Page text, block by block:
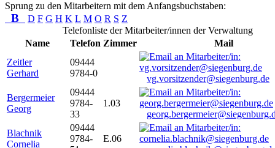
Sprung zu den Mitarbeitern mit dem Anfangsbuchstaben:
B D F G H K L M O R S Z
Telefonliste der Mitarbeiter/innen der Verwaltung
Name
Telefon Zimmer
Mail
Zeitler
Gerhard
09444
9784-0
vg.vorsitzender@siegenburg.de
Bergermeier
Georg
09444
9784-
33
1.03
Blachnik
Cornelia
09444
9784-
E.06